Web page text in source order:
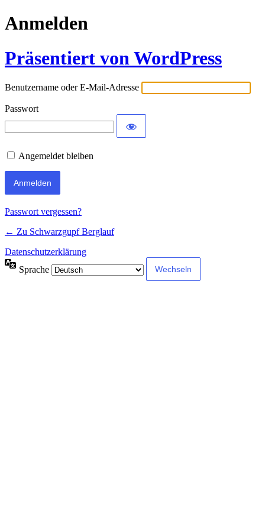
Anmelden
Präsentiert von WordPress
Benutzername oder E-Mail-Adresse
Passwort
Angemeldet bleiben
Passwort vergessen?
← Zu Schwarzgupf Berglauf
Datenschutzerklärung
Sprache